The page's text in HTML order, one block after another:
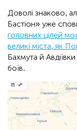
Доволі знаково,
Бастіон» уже
головних цілей
великі міста, як
Бахмута й
боїв.